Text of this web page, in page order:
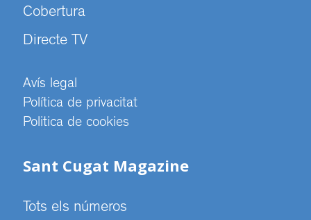
Cobertura
Directe TV
Avís legal
Política de privacitat
Politica de cookies
Sant Cugat Magazine
Tots els números